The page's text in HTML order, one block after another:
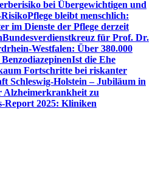
bei Übergewichtigen und
RisikoPflege bleibt menschlich:
im Dienste der Pflege derzeit
Bundesverdienstkreuz für Prof. Dr.
Westfalen: Über 380.000
Ist die Ehe
Fortschritte bei riskanter
Schleswig-Holstein – Jubiläum in
Alzheimerkrankheit zu
Report 2025: Kliniken